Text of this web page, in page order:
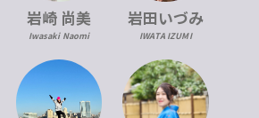
岩崎 尚美
Iwasaki Naomi
岩田いづみ
IWATA IZUMI